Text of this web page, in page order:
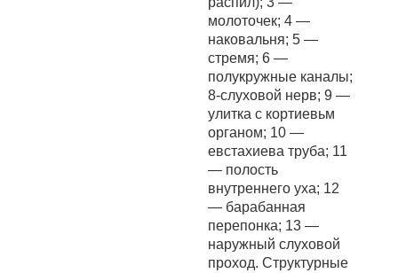
молоточек; 4 —
наковальня; 5 —
стремя; 6 —
полукружные каналы;
8-слуховой нерв; 9 —
улитка с кортиевьм
органом; 10 —
евстахиева труба; 11
— полость
внутреннего уха; 12
— барабанная
перепонка; 13 —
наружный слуховой
проход. Структурные